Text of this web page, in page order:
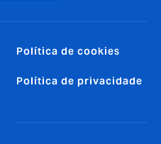
Política de cookies
Política de privacidade